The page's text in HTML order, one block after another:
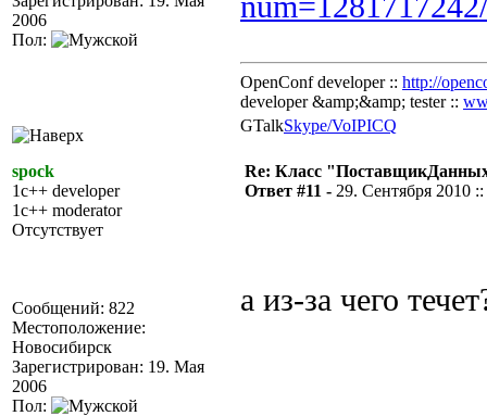
2006
Пол:
OpenConf developer :: http://
developer &amp;&amp; tester ::
GTalkSkype/VoIPICQ
spock
1c++ developer
1c++ moderator
Отсутствует
Сообщений: 822
Местоположение:
Новосибирск
Зарегистрирован: 19. Мая
2006
Пол:
Re: Класс
Ответ #11 - 29. Сентября 2010
а из-за чего